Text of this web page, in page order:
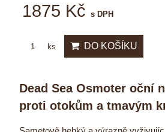
1875 Kč s DPH
ks DO KOŠÍKU
Dead Sea Osmoter oční
proti otokům a tmavým